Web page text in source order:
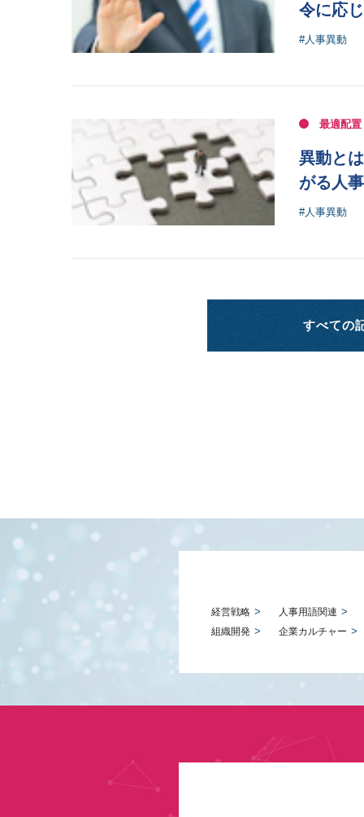
令に応
#人事異動
最適配置
異動と
がる人
#人事異動
すべての
経営戦略
人事用語関連
組織開発
企業カルチャー